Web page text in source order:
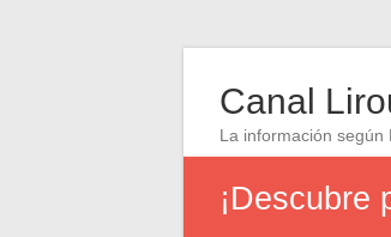
Canal
La información según
¡Descubre